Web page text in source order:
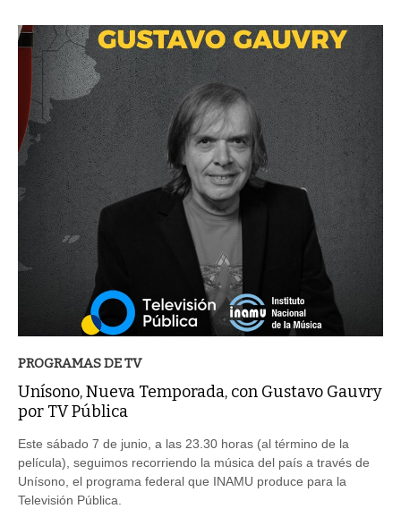
PROGRAMAS DE TV
Unísono, Nueva Temporada, con Gustavo Gauvry
por TV Pública
Este sábado 7 de junio, a las 23.30 horas (al término de la
película), seguimos recorriendo la música del país a través de
Unísono, el programa federal que INAMU produce para la
Televisión Pública.